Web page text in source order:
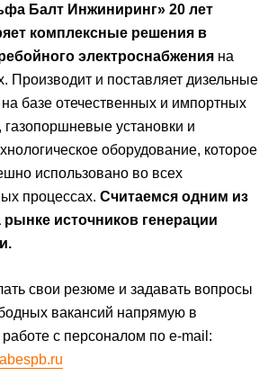
Судовое ЭО
Проекты
Балт Инжиниринг» 20 лет
комплексные решения в
электроснабжения на
Производит и поставляет дизельные
на базе отечественных и импортных
установки и
оборудование, которое
использовано во всех
процессах. Считаемся одним из
источников генерации
свои резюме и задавать вопросы
вакансий напрямую в
с персоналом по e-mail: